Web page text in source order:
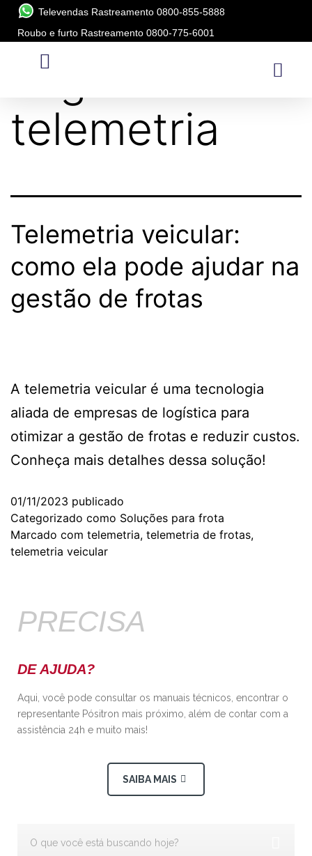
Televendas Rastreamento 0800-855-5888
Roubo e furto Rastreamento 0800-775-6001
Tag:
telemetria
Telemetria veicular:
como ela pode ajudar na
gestão de frotas
A telemetria veicular é uma tecnologia
aliada de empresas de logística para
otimizar a gestão de frotas e reduzir custos.
Conheça mais detalhes dessa solução!
01/11/2023 publicado
Categorizado como Soluções para frota
Marcado com telemetria, telemetria de frotas,
telemetria veicular
PRECISA
DE AJUDA?
Aqui, você pode consultar os manuais técnicos, encontrar o
representante Pósitron mais próximo, além de contar com a
assistência 24h e muito mais!
SAIBA MAIS